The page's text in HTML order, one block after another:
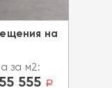
на
за м2:
555 a